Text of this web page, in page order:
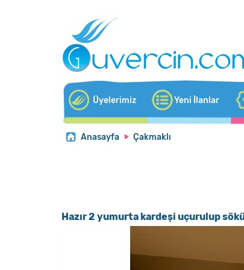
Üyelerimiz Yeni İlanlar
Anasayfa Çakmaklı
Hazır 2 yumurta kardeşi uçurulup